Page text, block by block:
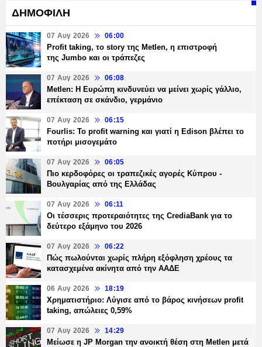
ΔΗΜΟΦΙΛΗ
07 Αυγ 2026 06:00
Profit taking, το story της Metlen, η επιστροφή
της Jumbo και οι τράπεζες
07 Αυγ 2026 06:08
Metlen: Η Ευρώπη κινδυνεύει να μείνει χωρίς γάλλιο,
επέκταση σε σκάνδιο, γερμάνιο
07 Αυγ 2026 06:15
Fourlis: Το profit warning και γιατί η Edison βλέπει το
ποτήρι μισογεμάτο
07 Αυγ 2026 06:05
Πιο κερδοφόρες οι τραπεζικές αγορές Κύπρου -
Βουλγαρίας από της Ελλάδας
07 Αυγ 2026 06:11
Οι τέσσερις προτεραιότητες της CrediaBank για το
δεύτερο εξάμηνο του 2026
07 Αυγ 2026 06:22
Πώς πωλούνται χωρίς πλήρη εξόφληση χρέους τα
κατασχεμένα ακίνητα από την ΑΑΔΕ
06 Αυγ 2026 18:19
Χρηματιστήριο: Λύγισε από το βάρος κινήσεων profit
taking, απώλειες 0,59%
07 Αυγ 2026 14:29
Μείωσε η JP Morgan την ανοικτή θέση στη Metlen μετά